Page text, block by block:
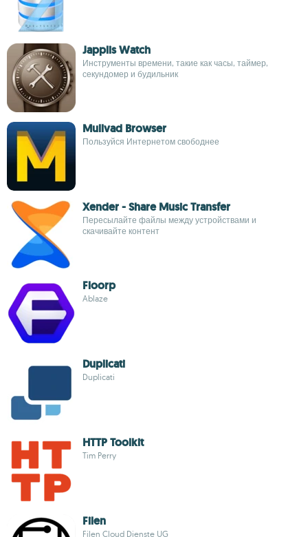
Japplis Watch
Инструменты времени, такие как часы, таймер,
секундомер и будильник
Mullvad Browser
Пользуйся Интернетом свободнее
Xender - Share Music Transfer
Пересылайте файлы между устройствами и
скачивайте контент
Floorp
Ablaze
Duplicati
Duplicati
HTTP Toolkit
Tim Perry
Filen
Filen Cloud Dienste UG